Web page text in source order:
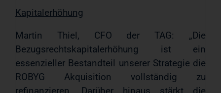
Kapitalerhöhung
Martin Thiel, CFO der TAG: „Die
Bezugsrechtskapitalerhöhung ist ein
essenzieller Bestandteil unserer Strategie die
ROBYG Akquisition vollständig zu